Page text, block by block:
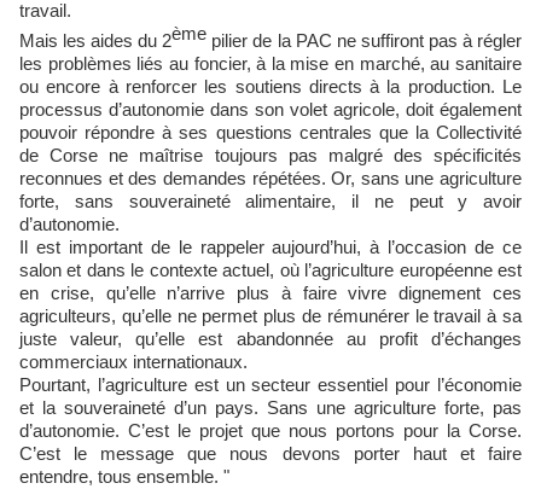
travail.
Mais les aides du 2ème pilier de la PAC ne suffiront pas à régler
les problèmes liés au foncier, à la mise en marché, au sanitaire
ou encore à renforcer les soutiens directs à la production. Le
processus d’autonomie dans son volet agricole, doit également
pouvoir répondre à ses questions centrales que la Collectivité
de Corse ne maîtrise toujours pas malgré des spécificités
reconnues et des demandes répétées. Or, sans une agriculture
forte, sans souveraineté alimentaire, il ne peut y avoir
d’autonomie.
Il est important de le rappeler aujourd’hui, à l’occasion de ce
salon et dans le contexte actuel, où l’agriculture européenne est
en crise, qu’elle n’arrive plus à faire vivre dignement ces
agriculteurs, qu’elle ne permet plus de rémunérer le travail à sa
juste valeur, qu’elle est abandonnée au profit d’échanges
commerciaux internationaux.
Pourtant, l’agriculture est un secteur essentiel pour l’économie
et la souveraineté d’un pays. Sans une agriculture forte, pas
d’autonomie. C’est le projet que nous portons pour la Corse.
C’est le message que nous devons porter haut et faire
entendre, tous ensemble. "